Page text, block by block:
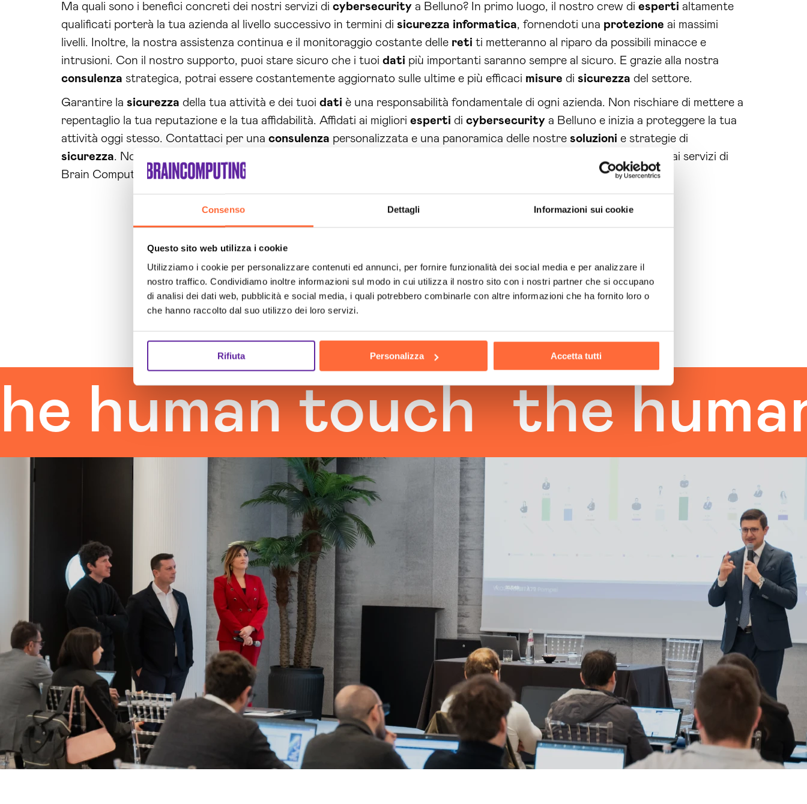
Consenso Dettagli Informazioni sui cookie
Questo sito web utilizza i cookie
Utilizziamo i cookie per personalizzare contenuti ed annunci, per fornire funzionalità dei social media e per analizzare il
nostro traffico. Condividiamo inoltre informazioni sul modo in cui utilizza il nostro sito con i nostri partner che si occupano
di analisi dei dati web, pubblicità e social media, i quali potrebbero combinarle con altre informazioni che ha fornito loro o
che hanno raccolto dal suo utilizzo dei loro servizi.
Rifiuta Personalizza Accetta tutti
Ma quali sono i benefici concreti dei nostri servizi di cybersecurity a Belluno? In primo luogo, il nostro crew di esperti altamente
qualificati porterà la tua azienda al livello successivo in termini di sicurezza informatica, fornendoti una protezione ai massimi
livelli. Inoltre, la nostra assistenza continua e il monitoraggio costante delle reti ti metteranno al riparo da possibili minacce e
intrusioni. Con il nostro supporto, puoi stare sicuro che i tuoi dati più importanti saranno sempre al sicuro. E grazie alla nostra
consulenza strategica, potrai essere costantemente aggiornato sulle ultime e più efficaci misure di sicurezza del settore.
Garantire la sicurezza della tua attività e dei tuoi dati è una responsabilità fondamentale di ogni azienda. Non rischiare di mettere a
repentaglio la tua reputazione e la tua affidabilità. Affidati ai migliori esperti di cybersecurity a Belluno e inizia a proteggere la tua
attività oggi stesso. Contattaci per una consulenza personalizzata e una panoramica delle nostre soluzioni e strategie di
sicurezza. Non aspettare ulteriormente, agisci ora per garantire la
del tuo business grazie ai servizi di
Brain Computing.
touch the human